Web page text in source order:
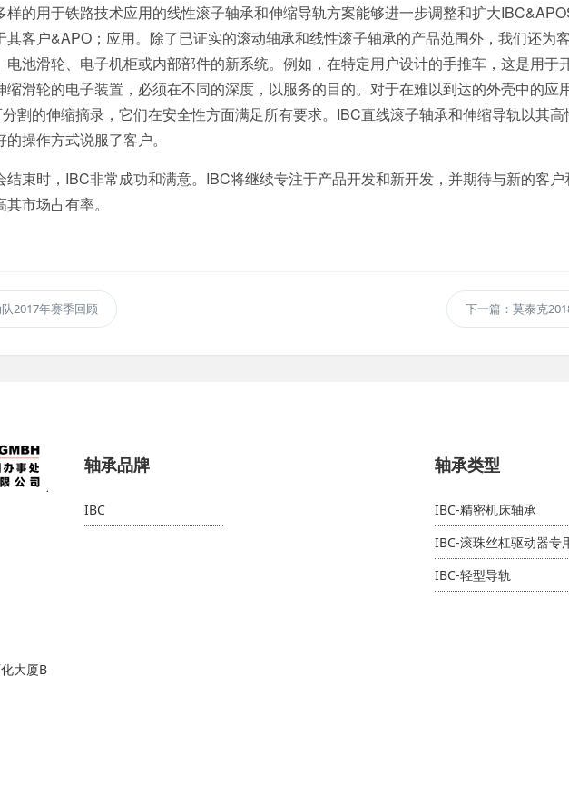
样的用于铁路技术应用的线性滚子轴承和伸缩导轨方案能够进一步调整和扩大
其客户&APO；应用。除了已证实的滚动轴承和线性滚子轴承的产品范围外，我们还为
电池滑轮、电子机柜或内部部件的新系统。例如，在特定用户设计的手推车，这是用于
滑轮的电子装置，必须在不同的深度，以服务的目的。对于在难以到达的外壳中的应
割的伸缩摘录，它们在安全性方面满足所有要求。IBC直线滚子轴承和伸缩导轨以其高
操作方式说服了客户。
结束时，IBC非常成功和满意。IBC将继续专注于产品开发和新开发，并期待与新的客户
市场占有率。
2017年赛季回顾 下一篇：莫泰克
大厦B
轴承品牌
IBC
轴承类型
IBC-精密机床轴承
IBC-滚珠丝杠驱动器专
IBC-轻型导轨